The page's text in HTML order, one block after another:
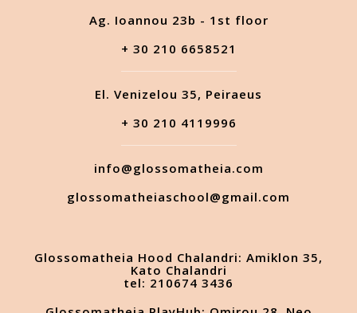
Ag. Ioannou 23b - 1st floor
+ 30 210 6658521
El. Venizelou 35, Peiraeus
+ 30 210 4119996
info@glossomatheia.com
glossomatheiaschool@gmail.com
Glossomatheia Hood Chalandri: Amiklon 35,
Kato Chalandri
tel: 210674 3436